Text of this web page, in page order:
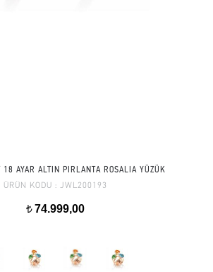
18 AYAR ALTIN PIRLANTA ROSALIA YÜZÜK
ÜRÜN KODU : JWL200193
t74.999,00